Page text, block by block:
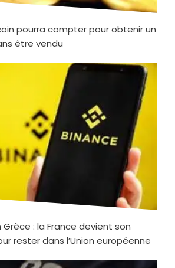
pourra compter pour obtenir un
être vendu
: la France devient son
rester dans l’Union européenne